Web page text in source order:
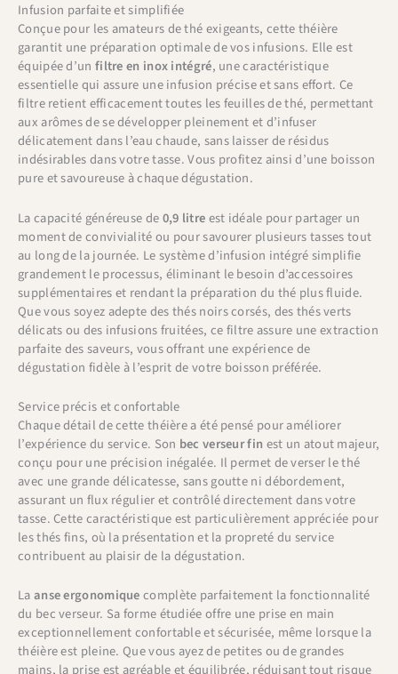
Infusion parfaite et simplifiée
Conçue pour les amateurs de thé exigeants, cette théière
garantit une préparation optimale de vos infusions. Elle est
équipée d’un filtre en inox intégré, une caractéristique
essentielle qui assure une infusion précise et sans effort. Ce
filtre retient efficacement toutes les feuilles de thé, permettant
aux arômes de se développer pleinement et d’infuser
délicatement dans l’eau chaude, sans laisser de résidus
indésirables dans votre tasse. Vous profitez ainsi d’une boisson
pure et savoureuse à chaque dégustation.
La capacité généreuse de0,9 litreest idéale pour partager un
moment de convivialité ou pour savourer plusieurs tasses tout
au long de la journée. Le système d’infusion intégré simplifie
grandement le processus, éliminant le besoin d’accessoires
supplémentaires et rendant la préparation du thé plus fluide.
Que vous soyez adepte des thés noirs corsés, des thés verts
délicats ou des infusions fruitées, ce filtre assure une extraction
parfaite des saveurs, vous offrant une expérience de
dégustation fidèle à l’esprit de votre boisson préférée.
Service précis et confortable
Chaque détail de cette théière a été pensé pour améliorer
l’expérience du service. Son bec verseur fin est un atout majeur,
conçu pour une précision inégalée. Il permet de verser le thé
avec une grande délicatesse, sans goutte ni débordement,
assurant un flux régulier et contrôlé directement dans votre
tasse. Cette caractéristique est particulièrement appréciée pour
les thés fins, où la présentation et la propreté du service
contribuent au plaisir de la dégustation.
Laanse ergonomiquecomplète parfaitement la fonctionnalité
du bec verseur. Sa forme étudiée offre une prise en main
exceptionnellement confortable et sécurisée, même lorsque la
théière est pleine. Que vous ayez de petites ou de grandes